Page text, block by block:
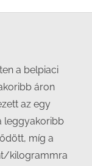
a belpiaci
áron
az egy
leggyakoribb
míg a
kilogrammra